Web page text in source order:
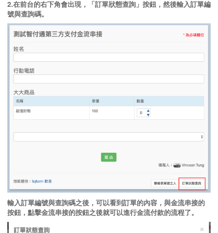
2.在前台的右下角會出現，「訂單狀態查詢」按鈕，然後輸入訂單編
號與查詢碼。
輸入訂單編號與查詢碼之後，可以看到訂單的內容，與金流串接的
按鈕，點擊金流串接的按鈕之後就可以進行金流付款的流程了。